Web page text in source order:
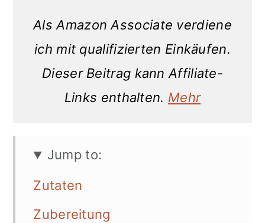
Als Amazon Associate verdiene
ich mit qualifizierten Einkäufen.
Dieser Beitrag kann Affiliate-
Links enthalten. Mehr
Jump to:
Zutaten
Zubereitung